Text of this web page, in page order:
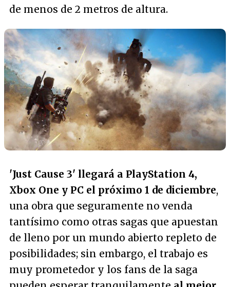
de menos de 2 metros de altura.
'Just Cause 3' llegará a PlayStation 4,
Xbox One y PC el próximo 1 de diciembre,
una obra que seguramente no venda
tantísimo como otras sagas que apuestan
de lleno por un mundo abierto repleto de
posibilidades; sin embargo, el trabajo es
muy prometedor y los fans de la saga